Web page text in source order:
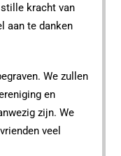
kracht van
aan te danken
We zullen
en
zijn. We
veel